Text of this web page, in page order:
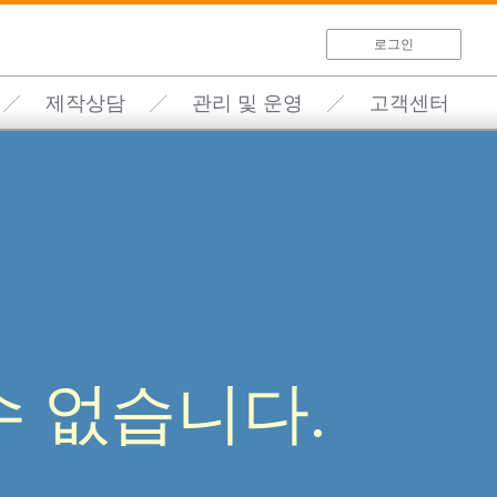
로그인
제작상담 관리 및 운영 고객센터
없습니다.